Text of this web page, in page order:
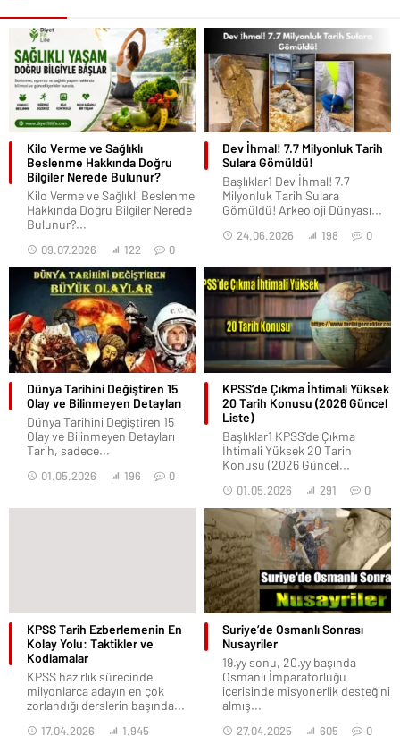
Kilo Verme ve Sağlıklı
Beslenme Hakkında Doğru
Bilgiler Nerede Bulunur?
Kilo Verme ve Sağlıklı Beslenme
Hakkında Doğru Bilgiler Nerede
Bulunur?...
09.07.2026 122 0
Dev İhmal! 7.7 Milyonluk Tarih
Sulara Gömüldü!
Başlıklar1 Dev İhmal! 7.7
Milyonluk Tarih Sulara
Gömüldü! Arkeoloji Dünyası...
24.06.2026 198 0
Dünya Tarihini Değiştiren 15
Olay ve Bilinmeyen Detayları
Dünya Tarihini Değiştiren 15
Olay ve Bilinmeyen Detayları
Tarih, sadece...
01.05.2026 196 0
KPSS’de Çıkma İhtimali Yüksek
20 Tarih Konusu (2026 Güncel
Liste)
Başlıklar1 KPSS’de Çıkma
İhtimali Yüksek 20 Tarih
Konusu (2026 Güncel...
01.05.2026 291 0
KPSS Tarih Ezberlemenin En
Kolay Yolu: Taktikler ve
Kodlamalar
KPSS hazırlık sürecinde
milyonlarca adayın en çok
zorlandığı derslerin başında...
17.04.2026 1.945
Suriye’de Osmanlı Sonrası
Nusayriler
19.yy sonu, 20.yy başında
Osmanlı İmparatorluğu
içerisinde misyonerlik desteğini
almış...
27.04.2025 605 0